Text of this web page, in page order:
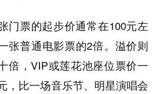
门票的起步价通常在100元左
张普通电影票的2倍。溢价则
倍，VIP或莲花池座位票价一
，比一场音乐节、明星演唱会